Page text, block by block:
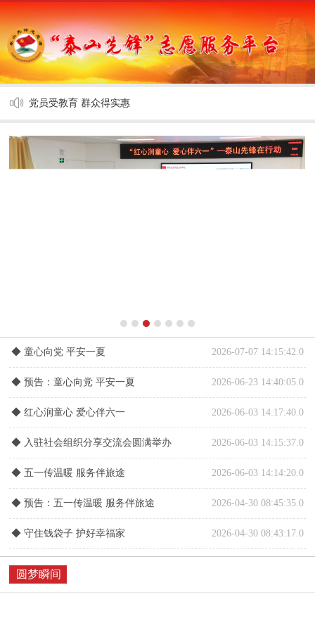
党员实施微志愿 点亮群众微心愿
党员受教育 群众得实惠
党员受教育 群众得实惠
2026-07-07 14:15:42.0
◆童心向党 平安一夏
2026-06-23 14:40:05.0
◆预告：童心向党 平安一夏
2026-06-03 14:17:40.0
◆红心润童心 爱心伴六一
2026-06-03 14:15:37.0
◆ 入驻社会组织分享交流会圆满举办
2026-06-03 14:14:20.0
◆ 五一传温暖 服务伴旅途
2026-04-30 08:45:35.0
◆预告：五一传温暖 服务伴旅途
2026-04-30 08:43:17.0
◆守住钱袋子 护好幸福家
圆梦瞬间